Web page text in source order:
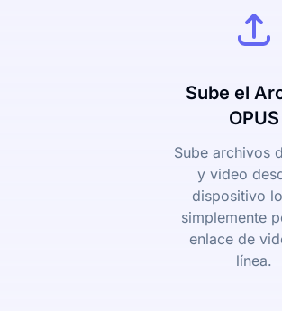
Sube el
OPUS
Sube archivos
y video
dispositivo
simplemente
enlace de
línea.